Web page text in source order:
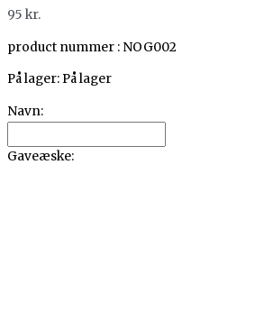
95 kr.
product nummer : NOG002
På lager: På lager
Navn:
Gaveæske: